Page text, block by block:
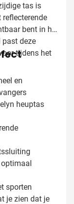
tas is
bent in het
past deze
tijdens het
en
heuptas
optimaal
sporten
je zien dat je